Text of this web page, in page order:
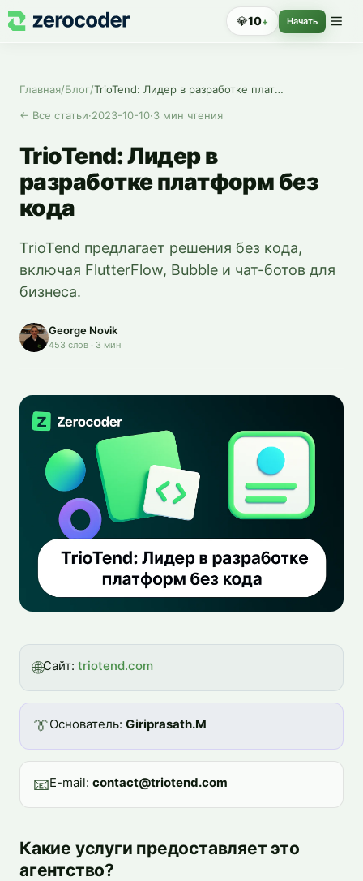
💎10+ Начать
Главная/Блог/
TrioTend: Лидер в разработке платформ без кода
← Все статьи·2023-10-10·3 мин чтения
TrioTend: Лидер в
разработке платформ без
кода
TrioTend предлагает решения без кода,
включая FlutterFlow, Bubble и чат-ботов для
бизнеса.
George Novik
453 слов · 3 мин
🌐Сайт: triotend.com
👔Основатель: Giriprasath.M
📧E-mail: contact@triotend.com
Какие услуги предоставляет это
агентство?